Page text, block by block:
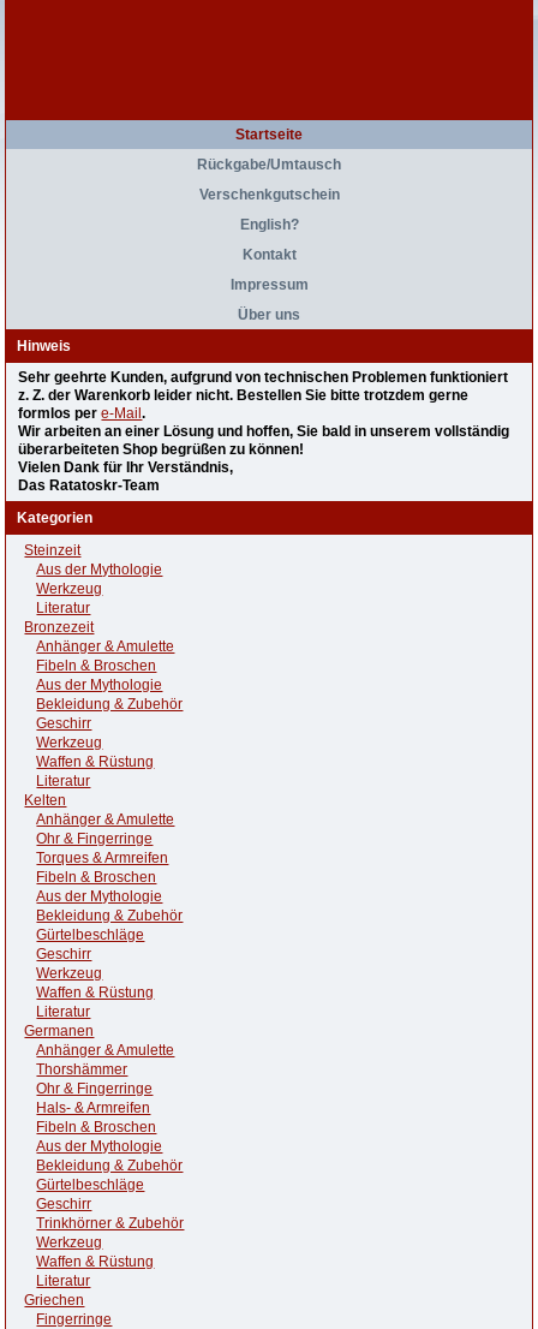
Startseite
Rückgabe/Umtausch
Verschenkgutschein
English?
Kontakt
Impressum
Über uns
Hinweis
Sehr geehrte Kunden, aufgrund von technischen Problemen funktioniert
z. Z. der Warenkorb leider nicht. Bestellen Sie bitte trotzdem gerne
formlos pere-Mail.
Wir arbeiten an einer Lösung und hoffen, Sie bald in unserem vollständig
überarbeiteten Shop begrüßen zu können!
Vielen Dank für Ihr Verständnis,
Das Ratatoskr-Team
Kategorien
Steinzeit
Aus der Mythologie
Werkzeug
Literatur
Bronzezeit
Anhänger & Amulette
Fibeln & Broschen
Aus der Mythologie
Bekleidung & Zubehör
Geschirr
Werkzeug
Waffen & Rüstung
Literatur
Kelten
Anhänger & Amulette
Ohr & Fingerringe
Torques & Armreifen
Fibeln & Broschen
Aus der Mythologie
Bekleidung & Zubehör
Gürtelbeschläge
Geschirr
Werkzeug
Waffen & Rüstung
Literatur
Germanen
Anhänger & Amulette
Thorshämmer
Ohr & Fingerringe
Hals- & Armreifen
Fibeln & Broschen
Aus der Mythologie
Bekleidung & Zubehör
Gürtelbeschläge
Geschirr
Trinkhörner & Zubehör
Werkzeug
Waffen & Rüstung
Literatur
Griechen
Fingerringe